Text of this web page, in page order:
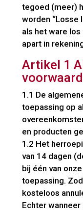
tegoed (meer)
worden “Losse
als het ware
apart in
Artikel 1
1.1 De
toepassing op
en producten
1.2 Het
van 14 dagen
bij één van
toepassing.
kosteloos
Echter